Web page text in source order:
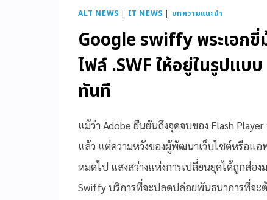
ALT NEWS | IT NEWS | บทความแนะนำ
Google swiffy พระเอกขี่
ไฟล์ .SWF ให้อยู่ในรูปแบ
ทันที
แม้ว่า Adobe ยืนยันถึงจุดจบของ Flash
แล้ว แต่ความหวังของผู้พัฒนาเว็บไซต์หรือแ
หมดไป แสงสว่างแห่งการเปลี่ยนยุคได้ถูกส่อง
Swiffy บริการที่จะปลดปล่อยพันธนาการที่จะ